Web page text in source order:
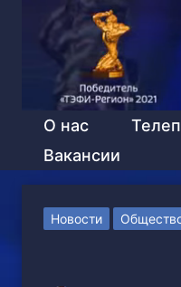
О нас
Вакансии
Новости